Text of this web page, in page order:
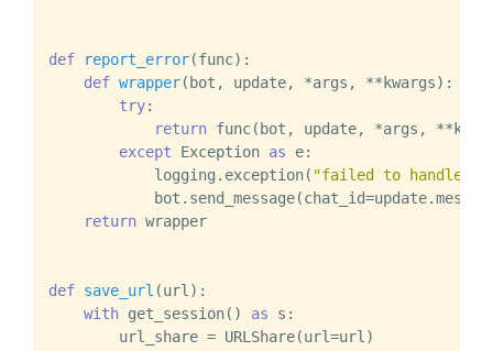
def report_error(func):
def wrapper( bot, update, *args, **kwargs):
try:
return func(bot, update, *args,
except Exception as e:
            logging.exception(
"failed to handle
return wrapper
def save_url (url ):
with get_session() as s:
        url_share = URLShare(url=url)